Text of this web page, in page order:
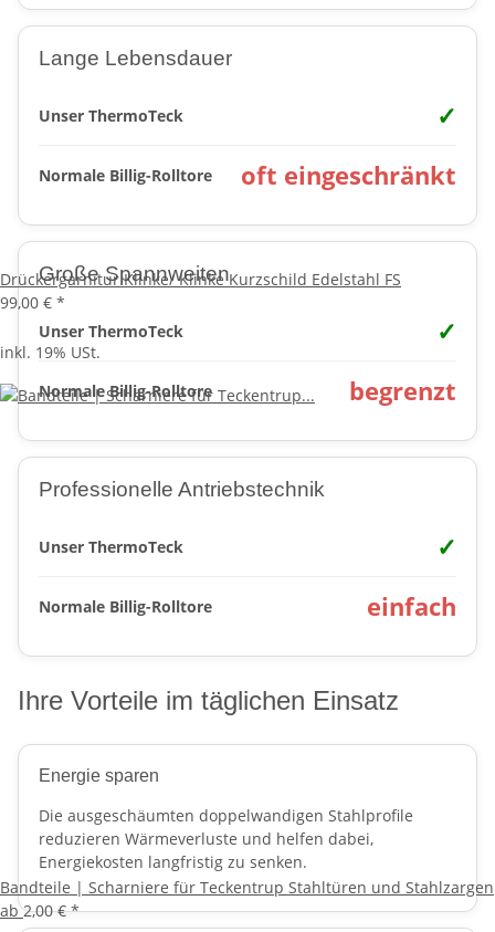
Lange Lebensdauer
Unser ThermoTeck ✓
Normale Billig-Rolltore oft eingeschränkt
Große Spannweiten
Unser ThermoTeck ✓
Normale Billig-Rolltore begrenzt
Professionelle Antriebstechnik
Unser ThermoTeck ✓
Normale Billig-Rolltore einfach
Ihre Vorteile im täglichen Einsatz
Energie sparen
Die ausgeschäumten doppelwandigen Stahlprofile
reduzieren Wärmeverluste und helfen dabei,
Energiekosten langfristig zu senken.
Drückergarnitur Klinke/ Klinke Kurzschild Edelstahl FS
99,00 € *
inkl. 19% USt.
Bandteile | Scharniere für Teckentrup Stahltüren und Stahlzargen
ab2,00 €*